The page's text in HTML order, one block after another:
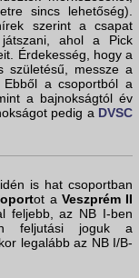
sincs lehetőség).
szerint a csapat
ahol a Pick
Érdekesség, hogy a
születésű, messze a
Ebből a csoportból a
a bajnokságtól év
pedig a DVSC
is hat csoportban
ot a Veszprém II
feljebb, az NB I-ben
feljutási joguk a
legalább az NB I/B-